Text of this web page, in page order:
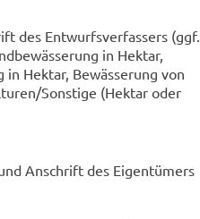
des Ent­wurfs­ver­fas­sers (ggf.
in Hekt­ar,
Hekt­ar, Be­wäs­se­rung von
Sons­ti­ge (Hekt­ar oder
An­schrift des Ei­gen­tü­mers